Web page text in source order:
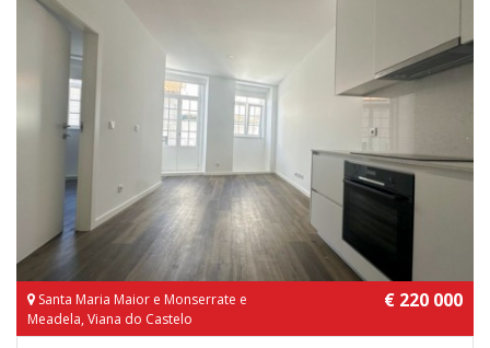
Santa Maria Maior e Monserrate e
Meadela, Viana do Castelo
€ 220 000